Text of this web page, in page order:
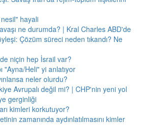
hayali
ne durumda? | Kral Charles ABD'de
Çözüm süreci neden tıkandı? Ne
niçin hep İsrail var?
"Ayna/Heli" yi anlatıyor
neler olurdu?
Avrupalı değil mi? | CHP'nin yeni yol
gerginliği
kimleri korkutuyor?
zamanında aydınlatılmasını kimler